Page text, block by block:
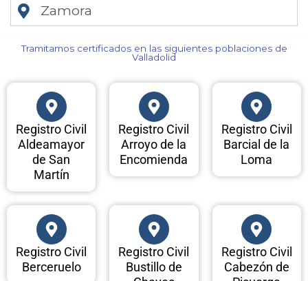
Zamora
Tramitamos certificados en las siguientes poblaciones de
Valladolid​
Registro Civil
Aldeamayor
de San
Martín
Registro Civil
Arroyo de la
Encomienda
Registro Civil
Barcial de la
Loma
Registro Civil
Berceruelo
Registro Civil
Bustillo de
Registro Civil
Cabezón de